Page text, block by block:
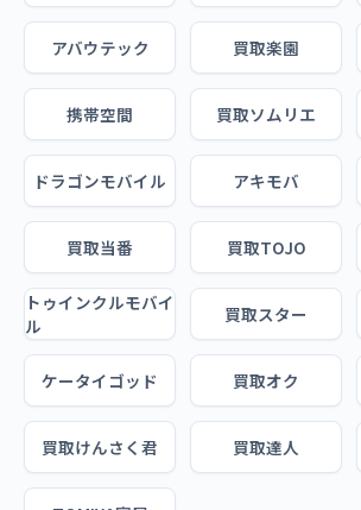
アバウテック 買取楽園
携帯空間 買取ソムリエ
ドラゴンモバイル アキモバ
買取当番 買取TOJO
トゥインクルモバイ
ル
買取スター
ケータイゴッド 買取オク
買取けんさく君 買取達人